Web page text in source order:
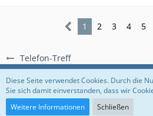
Telefon-Treff
1 2 3 4 5
Regeln Datenschutzerklärung
Community-Software:
Diese Seite verwendet Cookies. Durch die
Sie sich damit einverstanden, dass wir
Weitere Informationen
Schließen